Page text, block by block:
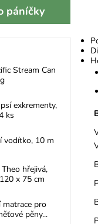
páníčky
Stream Can
exkrementy,
ks
vodítko, 10 m
hřejivá,
x 75 cm
pro
pěny...